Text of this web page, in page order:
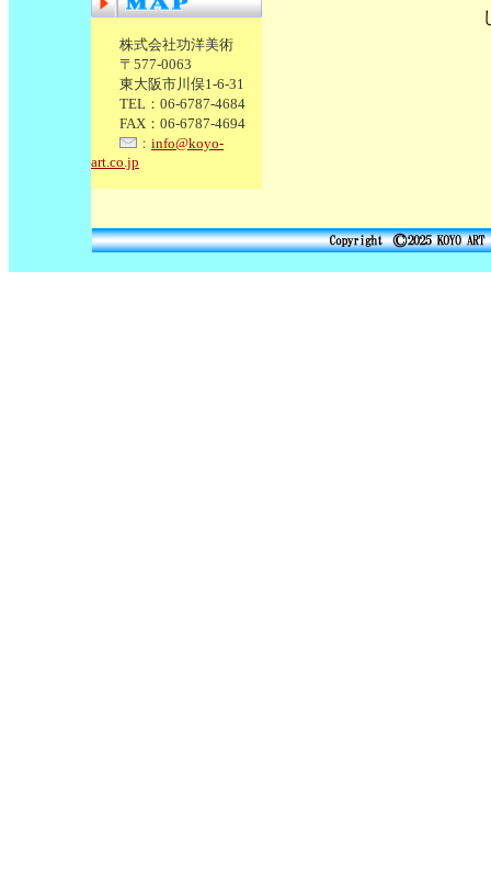
株式会社功洋美術
〒577-0063
東大阪市川俣1-6-31
TEL：06-6787-4684
FAX：06-6787-4694
： info@koyo-
art.co.jp